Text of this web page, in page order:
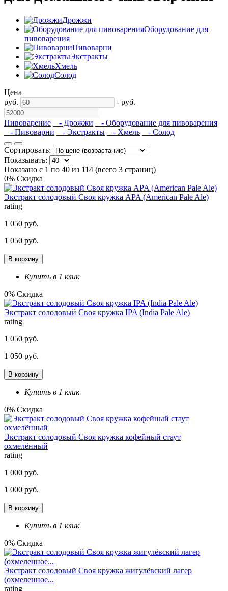
Дрожжи
Оборудование для
пивоварения
Пивоварни
Экстракты
Хмель
Солод
Цена
руб.
- руб.
Пивоварение - Дрожжи
- Оборудование для пивоварения
- Пивоварни
- Экстракты - Хмель - Солод
Сортировать:
Показывать:
Показано с 1 по 40 из 114 (всего 3 страниц)
0% Скидка
Экстракт солодовый Своя кружка APA (American Pale Ale)
rating
1 050 руб.
1 050 руб.
В корзину
Купить в 1 клик
0% Скидка
Экстракт солодовый Своя кружка IPA (India Pale Ale)
rating
1 050 руб.
1 050 руб.
В корзину
Купить в 1 клик
0% Скидка
Экстракт солодовый Своя кружка кофейный стаут
охмелённый
rating
1 000 руб.
1 000 руб.
В корзину
Купить в 1 клик
0% Скидка
Экстракт солодовый Своя кружка жигулёвский лагер
(охмеленное...
rating